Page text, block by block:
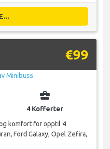
€99
business_center
4 Kofferter
komfort for opptil 4
Ford Galaxy, Opel Zefira,